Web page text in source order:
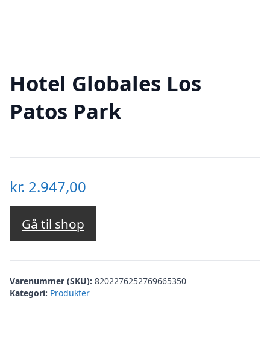
Hotel Globales Los
Patos Park
kr. 2.947,00
Gå til shop
Varenummer (SKU): 8202276252769665350
Kategori: Produkter